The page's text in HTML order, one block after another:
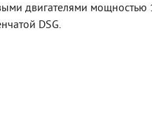
двигателями мощностью
DSG.